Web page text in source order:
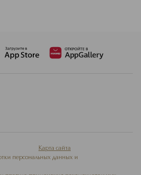
Карта сайта
персональных данных и